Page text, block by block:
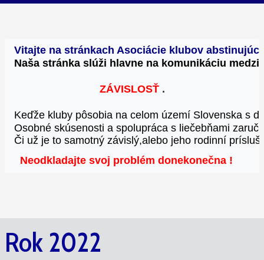
Vitajte na stránkach Asociácie klubov
Naša stránka slúži hlavne na komunikáciu
ZÁVISLOSŤ .
Keďže kluby pôsobia na celom území Slovenska s
Osobné skúsenosti a spolupráca s liečebňami
Či už je to samotný závislý,alebo jeho rodinní
Neodkladajte svoj problém donekonečna !
Rok 2022